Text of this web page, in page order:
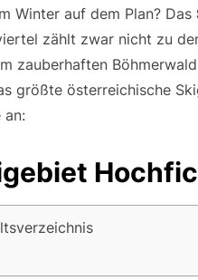
Winter auf dem Plan? Das
zählt zwar nicht zu
zauberhaften
größte österreichische
an: